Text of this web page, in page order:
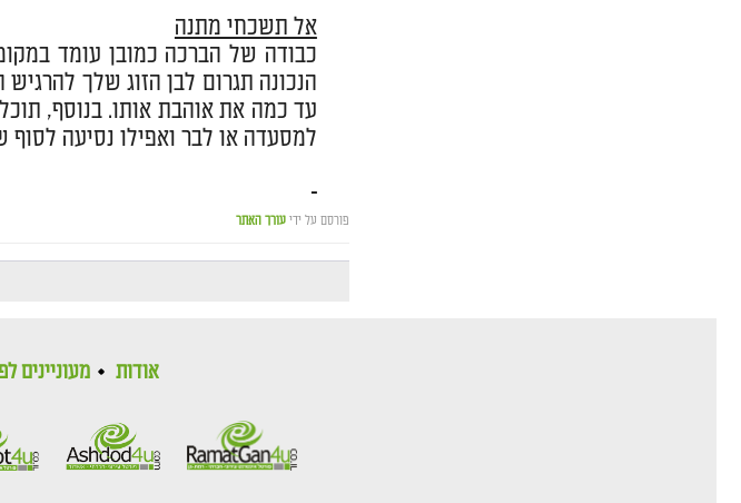
אל תשכחי מתנה
כבודה של הברכה כמובן עומד
הנכונה תגרום לבן הזוג שלך
עד כמה את אוהבת אותו. בנוסף,
למסעדה או לבר ואפילו נסיעה
פורסם על ידי עורך האתר
אודות מעוניינים